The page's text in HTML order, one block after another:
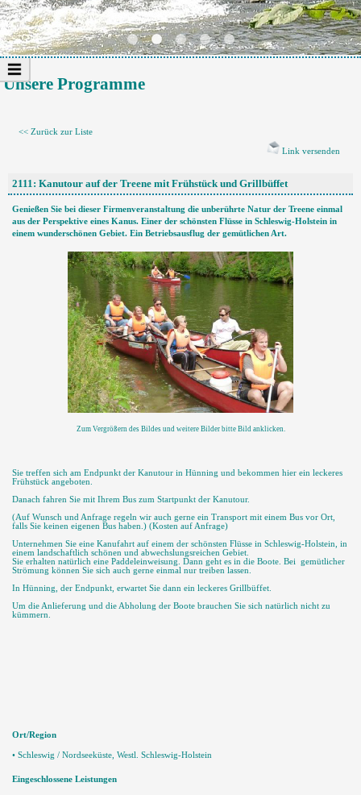
Unsere Programme
<< Zurück zur Liste
Link versenden
2111: Kanutour auf der Treene mit Frühstück und Grillbüffet
Genießen Sie bei dieser Firmenveranstaltung die unberührte Natur der Treene einmal
aus der Perspektive eines Kanus. Einer der schönsten Flüsse in Schleswig-Holstein in
einem wunderschönen Gebiet. Ein Betriebsausflug der gemütlichen Art.
Zum Vergrößern des Bildes und weitere Bilder bitte Bild anklicken.
Sie treffen sich am Endpunkt der Kanutour in Hünning und bekommen hier ein leckeres
Frühstück angeboten.
Danach fahren Sie mit Ihrem Bus zum Startpunkt der Kanutour.
(Auf Wunsch und Anfrage regeln wir auch gerne ein Transport mit einem Bus vor Ort,
falls Sie keinen eigenen Bus haben.) (Kosten auf Anfrage)
Unternehmen Sie eine Kanufahrt auf einem der schönsten Flüsse in Schleswig-Holstein, in
einem landschaftlich schönen und abwechslungsreichen Gebiet.
Sie erhalten natürlich eine Paddeleinweisung. Dann geht es in die Boote. Bei gemütlicher
Strömung können Sie sich auch gerne einmal nur treiben lassen.
In Hünning, der Endpunkt, erwartet Sie dann ein leckeres Grillbüffet.
Um die Anlieferung und die Abholung der Boote brauchen Sie sich natürlich nicht zu
kümmern.
Ort/Region
• Schleswig / Nordseeküste, Westl. Schleswig-Holstein
Eingeschlossene Leistungen